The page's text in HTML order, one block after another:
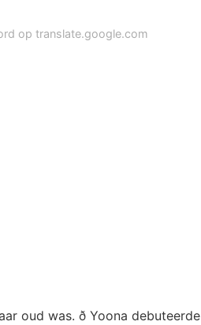
op translate.google.com
was. ð Yoona debuteerde